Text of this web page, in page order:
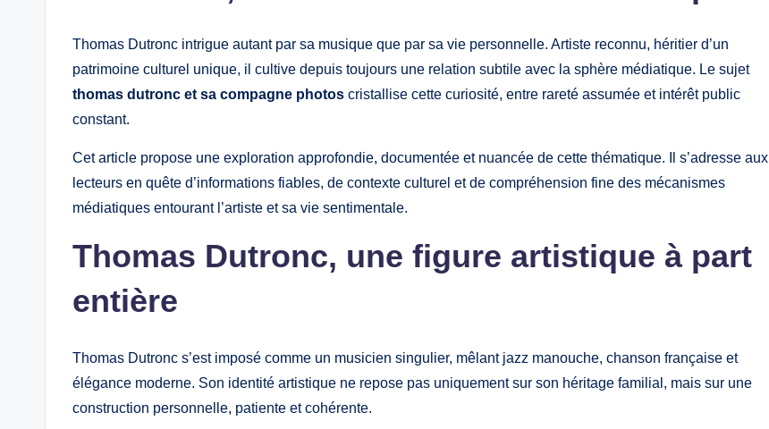
Thomas Dutronc intrigue autant par sa musique que par sa vie personnelle. Artiste reconnu, héritier d’un
patrimoine culturel unique, il cultive depuis toujours une relation subtile avec la sphère médiatique. Le sujet
thomas dutronc et sa compagne photos cristallise cette curiosité, entre rareté assumée et intérêt public
constant.
Cet article propose une exploration approfondie, documentée et nuancée de cette thématique. Il s’adresse aux
lecteurs en quête d’informations fiables, de contexte culturel et de compréhension fine des mécanismes
médiatiques entourant l’artiste et sa vie sentimentale.
Thomas Dutronc, une figure artistique à part
entière
Thomas Dutronc s’est imposé comme un musicien singulier, mêlant jazz manouche, chanson française et
élégance moderne. Son identité artistique ne repose pas uniquement sur son héritage familial, mais sur une
construction personnelle, patiente et cohérente.